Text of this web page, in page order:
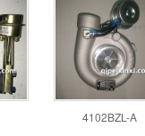
4102BZL-A